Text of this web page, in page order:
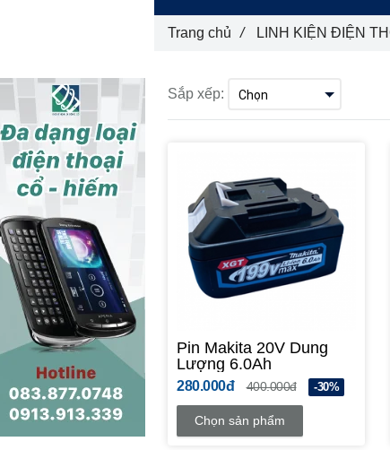
Sắp xếp:
Pin Makita 20V Dung
Lượng 6.0Ah
280.000đ 400.000đ -30%
Chọn sản phẩm
Trang chủ / LINH KIỆN ĐIỆN